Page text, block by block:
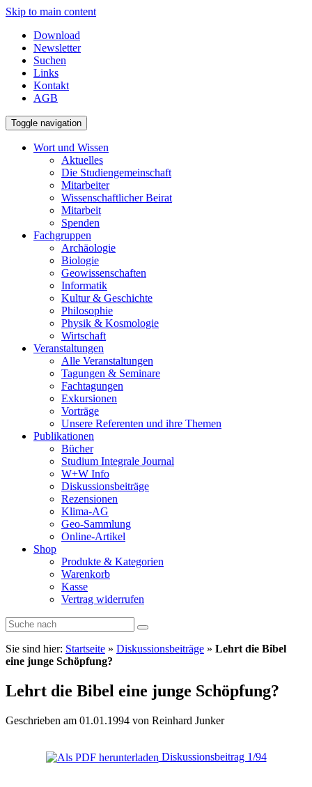
Skip to main content
Download
Newsletter
Suchen
Links
Kontakt
AGB
Toggle navigation
Wort und Wissen
Aktuelles
Die Studiengemeinschaft
Mitarbeiter
Wissenschaftlicher Beirat
Mitarbeit
Spenden
Fachgruppen
Archäologie
Biologie
Geowissenschaften
Informatik
Kultur & Geschichte
Philosophie
Physik & Kosmologie
Wirtschaft
Veranstaltungen
Alle Veranstaltungen
Tagungen & Seminare
Fachtagungen
Exkursionen
Vorträge
Unsere Referenten und ihre Themen
Publikationen
Bücher
Studium Integrale Journal
W+W Info
Diskussionsbeiträge
Rezensionen
Klima-AG
Geo-Sammlung
Online-Artikel
Shop
Produkte & Kategorien
Warenkorb
Kasse
Vertrag widerrufen
Sie sind hier: Startseite » Diskussionsbeiträge » Lehrt die Bibel
eine junge Schöpfung?
Lehrt die Bibel eine junge Schöpfung?
Geschrieben am 01.01.1994 von Reinhard Junker
Diskussionsbeitrag 1/94